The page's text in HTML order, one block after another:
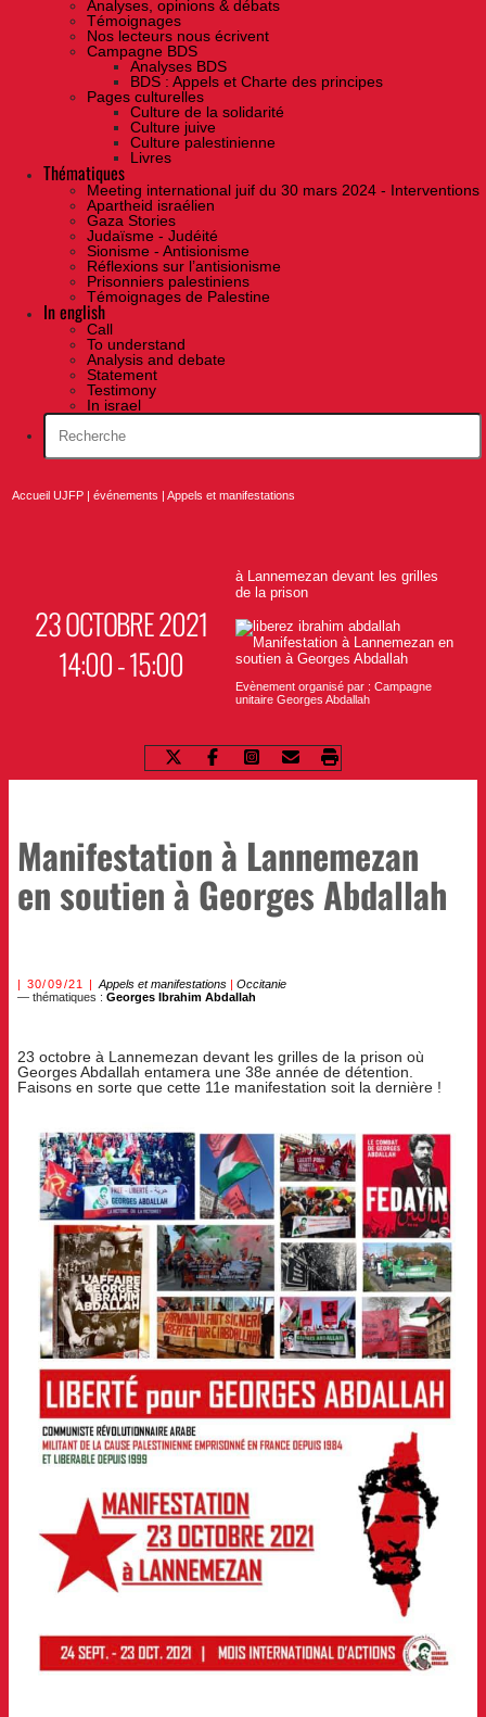
Analyses, opinions & débats
Témoignages
Nos lecteurs nous écrivent
Campagne BDS
Analyses BDS
BDS : Appels et Charte des principes
Pages culturelles
Culture de la solidarité
Culture juive
Culture palestinienne
Livres
Thématiques
Meeting international juif du 30 mars 2024 - Interventions
Apartheid israélien
Gaza Stories
Judaïsme - Judéité
Sionisme - Antisionisme
Réflexions sur l’antisionisme
Prisonniers palestiniens
Témoignages de Palestine
In english
Call
To understand
Analysis and debate
Statement
Testimony
In israel
Accueil UJFP |événements |Appels et manifestations
23 OCTOBRE 2021
14:00 - 15:00
à Lannemezan devant les grilles
de la prison
Evènement organisé par : Campagne
unitaire Georges Abdallah
Manifestation à Lannemezan
en soutien à Georges Abdallah
30/09/21 Appels et manifestations| Occitanie
— thématiques : Georges Ibrahim Abdallah
23 octobre à Lannemezan devant les grilles de la prison où
Georges Abdallah entamera une 38e année de détention.
Faisons en sorte que cette 11e manifestation soit la dernière !